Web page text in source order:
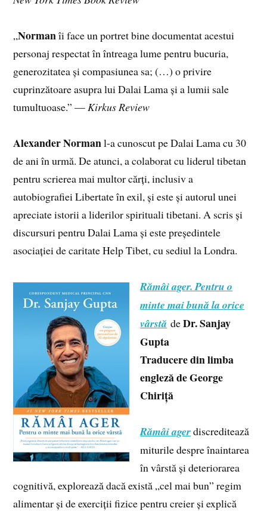
„Normanîi face un portret bine documentat acestui
personaj respectat în întreaga lume pentru bucuria,
generozitatea și compasiunea sa; (…) o privire
cuprinzătoare asupra lui Dalai Lama și a lumii sale
tumultuoase.” — Kirkus Review
Alexander Normanl-a cunoscut pe Dalai Lama cu 30
de ani în urmă. De atunci, a colaborat cu liderul tibetan
pentru scrierea mai multor cărți, inclusiv a
autobiografiei Libertate în exil, și este și autorul unei
apreciate istorii a liderilor spirituali tibetani. A scris și
discursuri pentru Dalai Lama și este președintele
asociației de caritate Help Tibet, cu sediul la Londra.
Rămâi ager. Pentru o
minte mai bună la orice
vârstă deDr. Sanjay
Gupta
Traducere din limba
engleză de George
Chiriță
Rămâi agerdiscreditează
miturile despre înaintarea
în vârstă și deteriorarea
cognitivă, explorează dacă există „cel mai bun” regim
alimentar și de exerciții fizice pentru creier și explică